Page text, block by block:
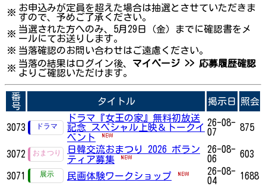
※ お申込みが定員を超えた場合は抽選とさせていただきま
すので、予めご了承ください。
※ 当選された方へのみ、5月29日（金）までに確認書をメ
ールにてお送りします。
※ 当落確認のお問い合わせはご遠慮ください。
※ 当落の結果はログイン後、 マイページ >> 応募履歴確認
よりご確認いただけます。
番
号
タイトル 掲示日 照会
3073
ドラマ『女王の家』無料初放送
記念 スペシャル上映＆トークイ
ベント
26-08-
07
875
3072
日韓交流おまつり 2026 ボラン
ティア募集
26-08-
06
603
3071 民画体験ワークショップ
26-08-
04
1688